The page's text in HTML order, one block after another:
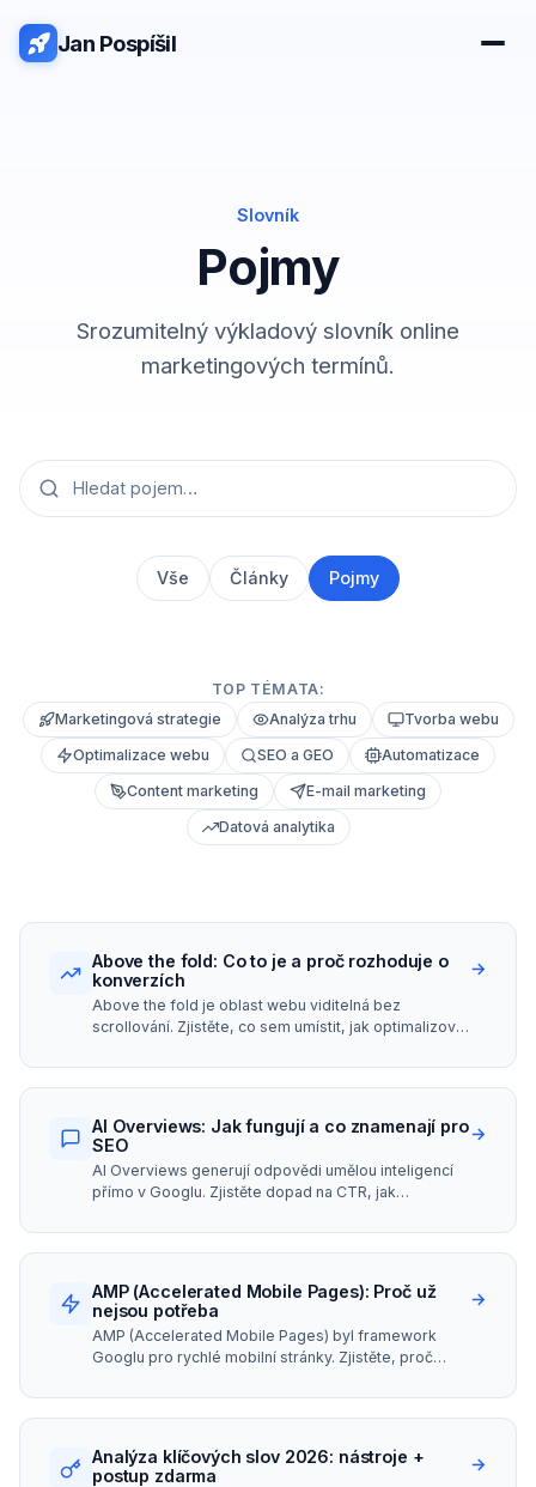
Jan Pospíšil
Slovník
Pojmy
Srozumitelný výkladový slovník online
marketingových termínů.
Vše Články Pojmy
TOP TÉMATA:
Marketingová strategie
Analýza trhu
Tvorba webu
Optimalizace webu
SEO a GEO
Automatizace
Content marketing
E-mail marketing
Datová analytika
Above the fold: Co to je a proč rozhoduje o
konverzích
Above the fold je oblast webu viditelná bez
scrollování. Zjistěte, co sem umístit, jak optimalizovat
→
AI Overviews: Jak fungují a co znamenají pro
SEO
AI Overviews generují odpovědi umělou inteligencí
přímo v Googlu. Zjistěte dopad na CTR, jak
→
AMP (Accelerated Mobile Pages): Proč už
nejsou potřeba
AMP (Accelerated Mobile Pages) byl framework
Googlu pro rychlé mobilní stránky. Zjistěte, proč
→
Analýza klíčových slov 2026: nástroje +
postup zdarma
→